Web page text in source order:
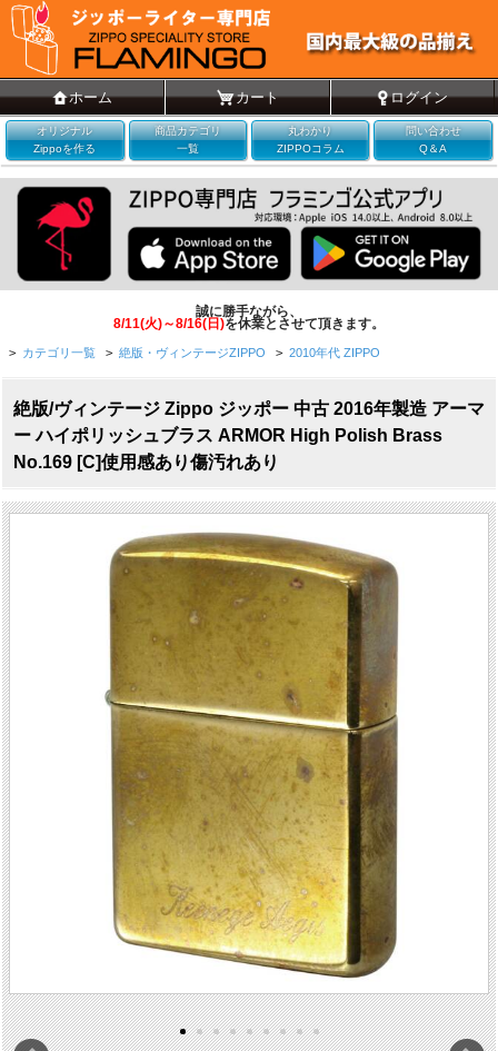
ホーム カート ログイン
オリジナル
Zippoを作る
商品カテゴリ
一覧
丸わかり
ZIPPOコラム
問い合わせ
Q＆A
誠に勝手ながら、
8/11(火)～8/16(日)を休業とさせて頂きます。
> カテゴリ一覧 > 絶版・ヴィンテージZIPPO > 2010年代 ZIPPO
絶版/ヴィンテージ Zippo ジッポー 中古 2016年製造 アーマ
ー ハイポリッシュブラス ARMOR High Polish Brass
No.169 [C]使用感あり傷汚れあり